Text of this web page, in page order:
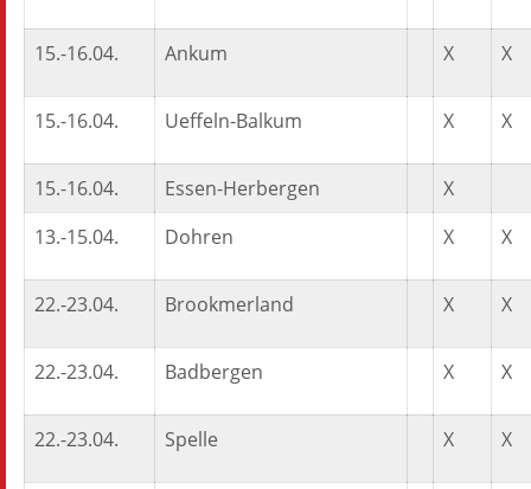
15.-16.04. Ankum X X
15.-16.04. Ueffeln-Balkum X X
15.-16.04. Essen-Herbergen
X
13.-15.04.
Dohren X X
22.-23.04. Brookmerland X X
22.-23.04. Badbergen X X
22.-23.04. Spelle X X